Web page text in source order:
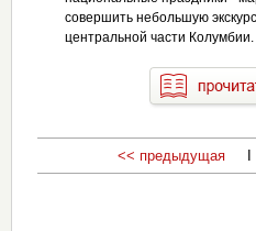
совершить небольшую
центральной части Колумбии.
<< предыдущая